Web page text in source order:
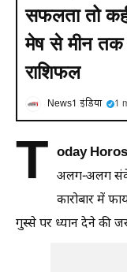
सफलता तो
मेष से मीन तक
राशिफल
News1 इंडिया 1
T oday
अलग-अलग
कारोबार में
गुस्से पर ध्यान देने की